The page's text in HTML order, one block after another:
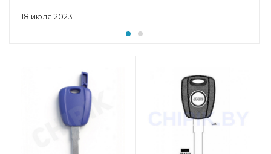
18 июля 2023